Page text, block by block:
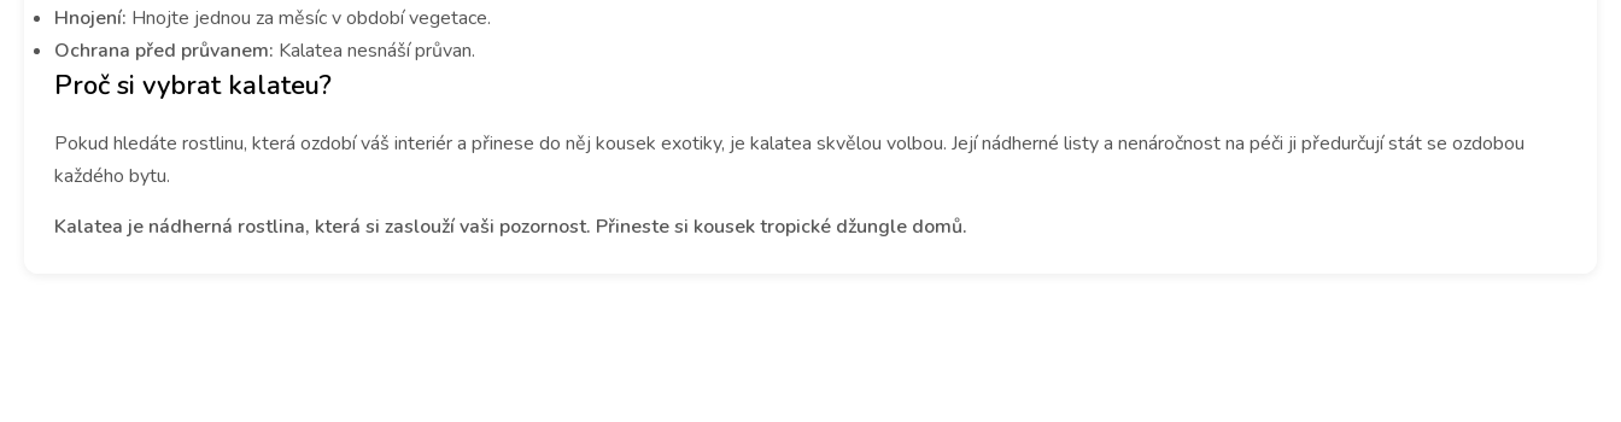
Hnojení: Hnojte jednou za měsíc v období vegetace.
Ochrana před průvanem: Kalatea nesnáší průvan.
Proč si vybrat kalateu?
Pokud hledáte rostlinu, která ozdobí váš interiér a přinese do něj kousek exotiky, je kalatea skvělou volbou. Její nádherné listy a nenáročnost na péči ji předurčují stát se ozdobou
každého bytu.
Kalatea je nádherná rostlina, která si zaslouží vaši pozornost. Přineste si kousek tropické džungle domů.